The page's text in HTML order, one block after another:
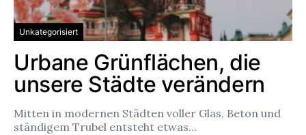
Unkategorisiert
Urbane Grünflächen, die
unsere Städte verändern
Mitten in modernen Städten voller Glas, Beton und
ständigem Trubel entsteht etwas…